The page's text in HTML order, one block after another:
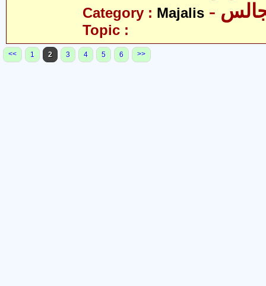
Category : Majalis
Topic :
<< 1 2 3 4 5 6 >>